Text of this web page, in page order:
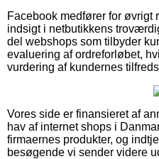
Facebook medfører for øvrigt
indsigt i netbutikkens
del webshops som tilbyder
evaluering af ordreforløbet,
vurdering af kundernes
Vores side er finansieret af
hav af internet shops i
firmaernes produkter, og
besøgende vi sender videre